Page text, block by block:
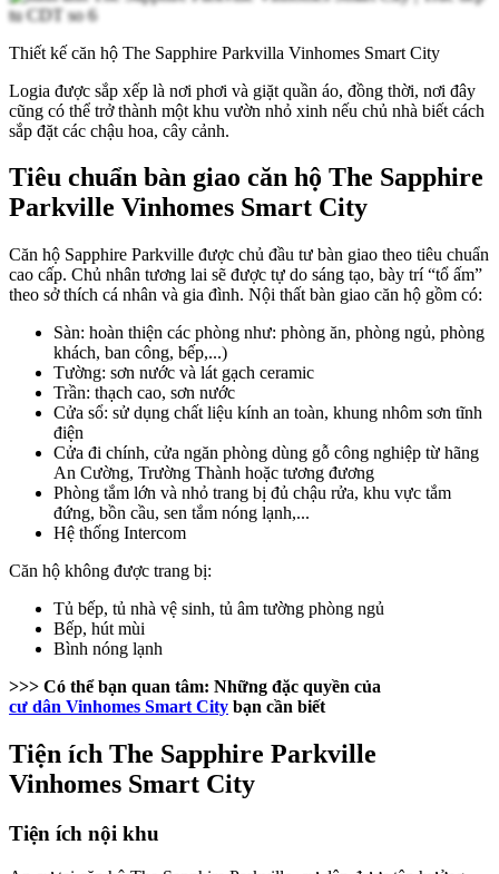
Thiết kế căn hộ The Sapphire Parkvilla Vinhomes Smart City
Logia được sắp xếp là nơi phơi và giặt quần áo, đồng thời, nơi đây
cũng có thể trở thành một khu vườn nhỏ xinh nếu chủ nhà biết cách
sắp đặt các chậu hoa, cây cảnh.
Tiêu chuẩn bàn giao căn hộ The Sapphire
Parkville Vinhomes Smart City
Căn hộ Sapphire Parkville được chủ đầu tư bàn giao theo tiêu chuẩn
cao cấp. Chủ nhân tương lai sẽ được tự do sáng tạo, bày trí “tổ ấm”
theo sở thích cá nhân và gia đình. Nội thất bàn giao căn hộ gồm có:
Sàn: hoàn thiện các phòng như: phòng ăn, phòng ngủ, phòng
khách, ban công, bếp,...)
Tường: sơn nước và lát gạch ceramic
Trần: thạch cao, sơn nước
Cửa sổ: sử dụng chất liệu kính an toàn, khung nhôm sơn tĩnh
điện
Cửa đi chính, cửa ngăn phòng dùng gỗ công nghiệp từ hãng
An Cường, Trường Thành hoặc tương đương
Phòng tắm lớn và nhỏ trang bị đủ chậu rửa, khu vực tắm
đứng, bồn cầu, sen tắm nóng lạnh,...
Hệ thống Intercom
Căn hộ không được trang bị:
Tủ bếp, tủ nhà vệ sinh, tủ âm tường phòng ngủ
Bếp, hút mùi
Bình nóng lạnh
>>> Có thể bạn quan tâm: Những đặc quyền của
cư dân Vinhomes Smart City bạn cần biết
Tiện ích The Sapphire Parkville
Vinhomes Smart City
Tiện ích nội khu